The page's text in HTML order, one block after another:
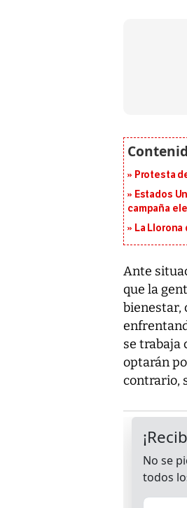
Protesta
Estados
campaña
La
Ante
que la
bienestar,
se trabaja
optarán
contrario,